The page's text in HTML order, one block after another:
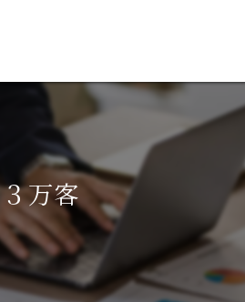
３万客